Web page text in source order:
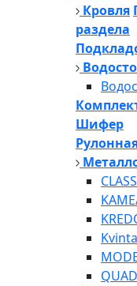
Кровля
раздела
Шифер